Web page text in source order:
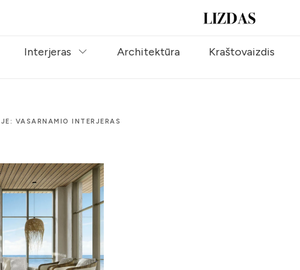
Interjeras Architektūra Kraštovaizdis
VASARNAMIO INTERJERAS